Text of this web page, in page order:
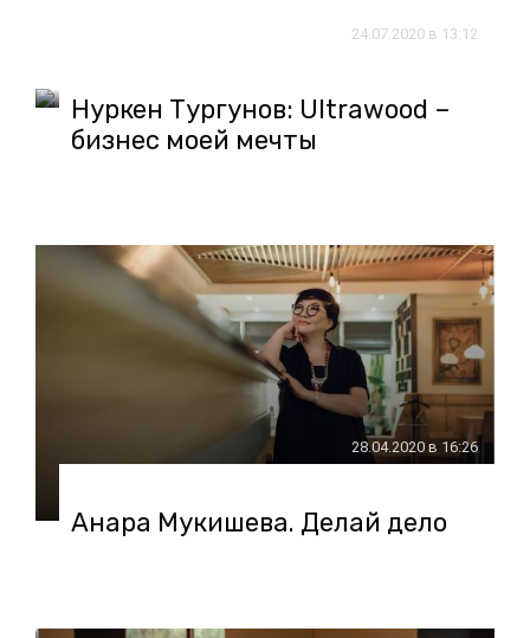
24.07.2020 в 13:12
Нуркен Тургунов: Ultrawood –
бизнес моей мечты
28.04.2020 в 16:26
Анара Мукишева. Делай дело